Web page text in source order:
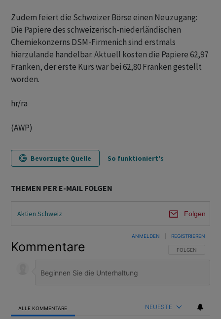
Zudem feiert die Schweizer Börse einen Neuzugang:
Die Papiere des schweizerisch-niederländischen
Chemiekonzerns DSM-Firmenich sind erstmals
hierzulande handelbar. Aktuell kosten die Papiere 62,97
Franken, der erste Kurs war bei 62,80 Franken gestellt
worden.
hr/ra
(AWP)
Bevorzugte Quelle So funktioniert's
THEMEN PER E-MAIL FOLGEN
Aktien Schweiz Folgen
Kommentare FOLGE DIESER
FOLGEN
ANMELDEN REGISTRIEREN
ALLE KOMMENTARE NEUESTE